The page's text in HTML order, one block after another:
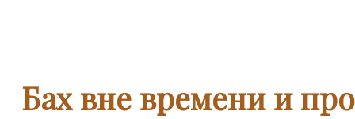
Бах вне времени и